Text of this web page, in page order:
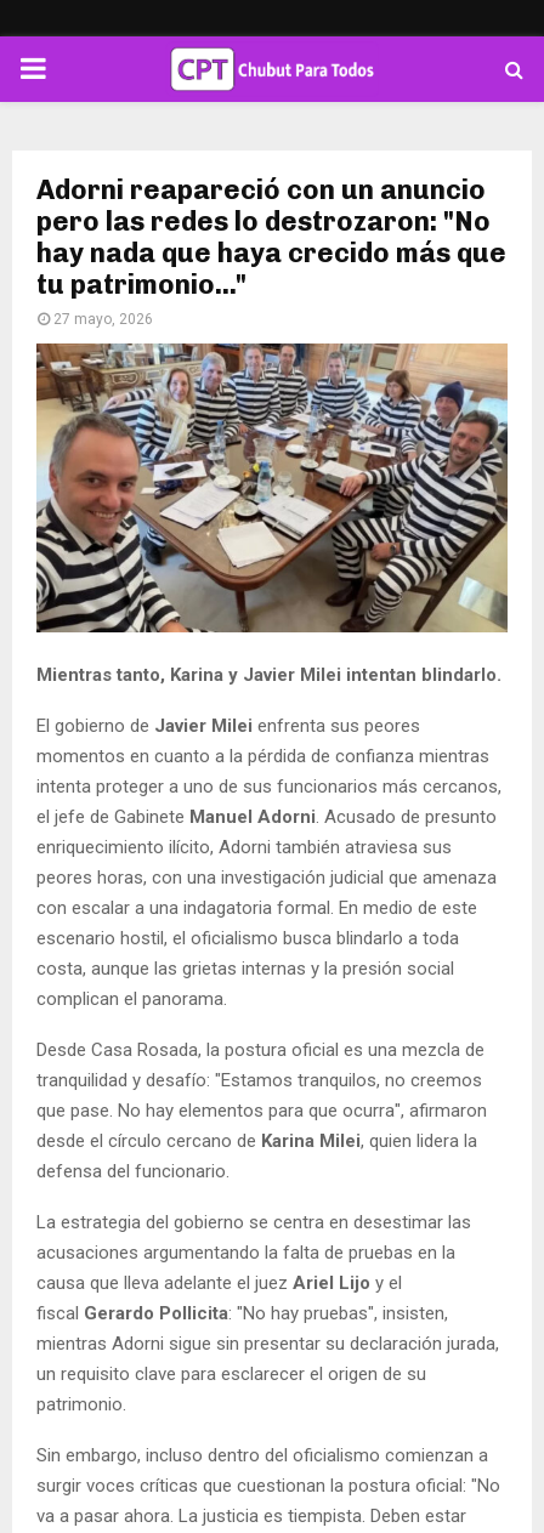
PRIMARY
Adorni reapareció con un anuncio
pero las redes lo destrozaron: "No
hay nada que haya crecido más que
tu patrimonio..."
27 mayo, 2026
Mientras tanto, Karina y Javier Milei intentan blindarlo.
El gobierno de Javier Milei enfrenta sus peores
momentos en cuanto a la pérdida de confianza mientras
intenta proteger a uno de sus funcionarios más cercanos,
el jefe de Gabinete Manuel Adorni . Acusado de presunto
enriquecimiento ilícito, Adorni también atraviesa sus
peores horas, con una investigación judicial que amenaza
con escalar a una indagatoria formal. En medio de este
escenario hostil, el oficialismo busca blindarlo a toda
costa, aunque las grietas internas y la presión social
complican el panorama.
Desde Casa Rosada, la postura oficial es una mezcla de
tranquilidad y desafío: "Estamos tranquilos, no creemos
que pase. No hay elementos para que ocurra", afirmaron
desde el círculo cercano de Karina Milei, quien lidera la
defensa del funcionario.
La estrategia del gobierno se centra en desestimar las
acusaciones argumentando la falta de pruebas en la
causa que lleva adelante el juez Ariel Lijo y el
fiscal Gerardo Pollicita: "No hay pruebas", insisten,
mientras Adorni sigue sin presentar su declaración jurada,
un requisito clave para esclarecer el origen de su
patrimonio.
Sin embargo, incluso dentro del oficialismo comienzan a
surgir voces críticas que cuestionan la postura oficial: "No
va a pasar ahora. La justicia es tiempista. Deben estar